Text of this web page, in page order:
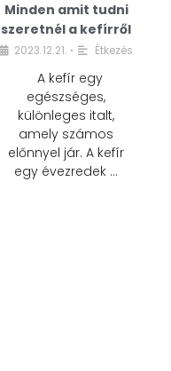
Minden amit tudni
szeretnél a kefírről
2023.12.21. • Étkezés
A kefír egy
egészséges,
különleges italt,
amely számos
előnnyel jár. A kefír
egy évezredek …